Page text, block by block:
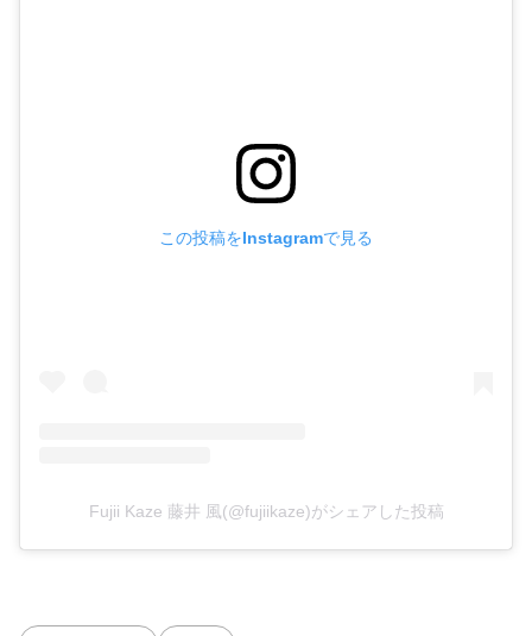
この投稿をInstagramで見る
Fujii Kaze 藤井 風(@fujiikaze)がシェアした投稿